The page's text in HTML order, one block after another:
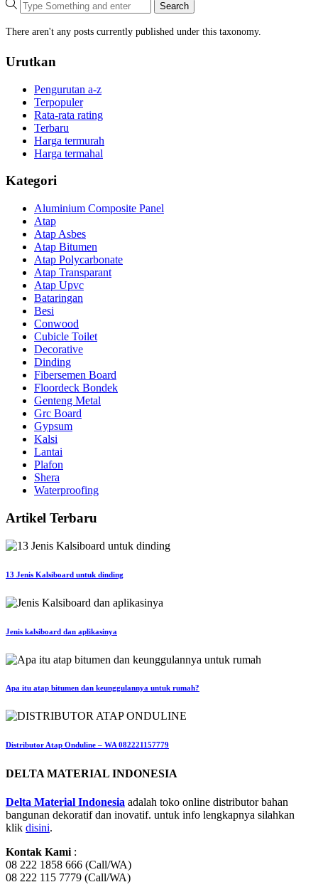
Search
There aren't any posts currently published under this taxonomy.
Urutkan
Pengurutan a-z
Terpopuler
Rata-rata rating
Terbaru
Harga termurah
Harga termahal
Kategori
Aluminium Composite Panel
Atap
Atap Asbes
Atap Bitumen
Atap Polycarbonate
Atap Transparant
Atap Upvc
Bataringan
Besi
Conwood
Cubicle Toilet
Decorative
Dinding
Fibersemen Board
Floordeck Bondek
Genteng Metal
Grc Board
Gypsum
Kalsi
Lantai
Plafon
Shera
Waterproofing
Artikel Terbaru
13 Jenis Kalsiboard untuk dinding
Jenis kalsiboard dan aplikasinya
Apa itu atap bitumen dan keunggulannya untuk rumah?
Distributor Atap Onduline – WA 082221157779
DELTA MATERIAL INDONESIA
Delta Material Indonesia adalah toko online distributor bahan
bangunan dekoratif dan inovatif. untuk info lengkapnya silahkan
klik disini.
Kontak Kami :
08 222 1858 666 (Call/WA)
08 222 115 7779 (Call/WA)